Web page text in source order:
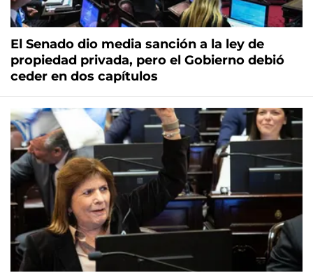
El Senado dio media sanción a la ley de
propiedad privada, pero el Gobierno debió
ceder en dos capítulos